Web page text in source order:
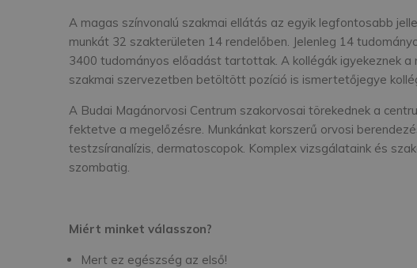
A magas színvonalú szakmai ellátás az egyik legfontosabb
munkát 32 szakterületen 14 rendelőben. Jelenleg 14
3400 tudományos előadást tartottak. A kollégák igyekeznek
szakmai szervezetben betöltött pozíció is ismertetőjegye
A Budai Magánorvosi Centrum szakorvosai törekednek a
fektetve a megelőzésre. Munkánkat korszerű orvosi
testzsíranalízis, dermatoscopok. Komplex vizsgálataink és
szombatig.
Miért minket válasszon?
Mert ez egészség az első!